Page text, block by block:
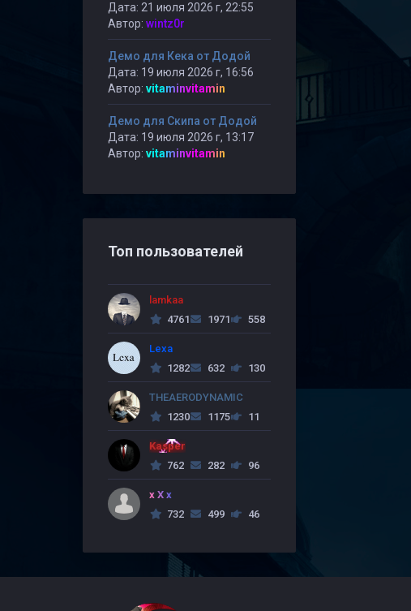
Дата: 21 июля 2026 г, 22:55
Автор: wintz0r
Демо для Кека от Додой
Дата: 19 июля 2026 г, 16:56
Автор: vitaminvitamin
Демо для Скипа от Додой
Дата: 19 июля 2026 г, 13:17
Автор: vitaminvitamin
Топ пользователей
lamkaa
4761
1971 558
Lexa
1282
632 130
THEAERODYNAMIC
1230
1175 11
Kasper
762
282 96
x X x
732
499 46